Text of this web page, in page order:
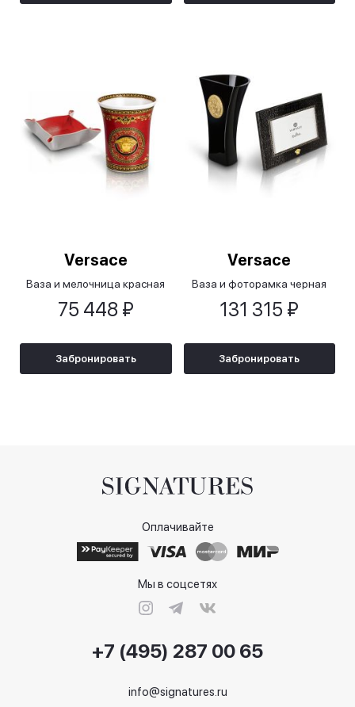
Versace
Ваза и мелочница красная
75 448 ₽
Забронировать
Versace
Ваза и фоторамка черная
131 315 ₽
Забронировать
Оплачивайте
Мы в соцсетях
+7 (495) 287 00 65
info@signatures.ru